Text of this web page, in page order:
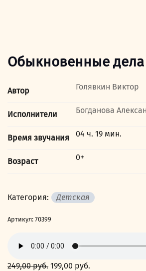
Обыкновенные дела
Автор Голявкин Виктор
Исполнители Богданова
Время звучания 04 ч. 19 мин.
Возраст 0+
Категория: Детская
Артикул: 70399
249,00руб. Первоначальная
199,00 руб.